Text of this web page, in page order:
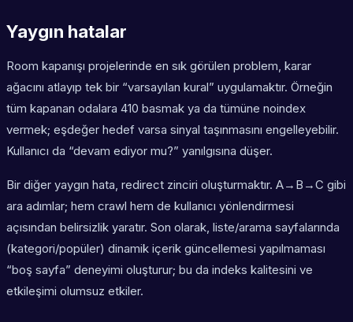
Yaygın hatalar
Room kapanışı projelerinde en sık görülen problem, karar
ağacını atlayıp tek bir “varsayılan kural” uygulamaktır. Örneğin
tüm kapanan odalara 410 basmak ya da tümüne noindex
vermek; eşdeğer hedef varsa sinyal taşınmasını engelleyebilir.
Kullanıcı da “devam ediyor mu?” yanılgısına düşer.
Bir diğer yaygın hata, redirect zinciri oluşturmaktır. A→B→C gibi
ara adımlar; hem crawl hem de kullanıcı yönlendirmesi
açısından belirsizlik yaratır. Son olarak, liste/arama sayfalarında
(kategori/popüler) dinamik içerik güncellemesi yapılmaması
“boş sayfa” deneyimi oluşturur; bu da indeks kalitesini ve
etkileşimi olumsuz etkiler.